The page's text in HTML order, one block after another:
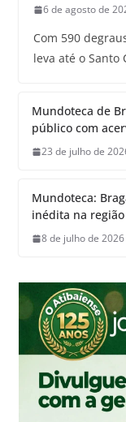
6 de agosto de
Com 590
leva até o Santo
Mundoteca de
público com
23 de julho de
Mundoteca:
inédita na
8 de julho de 2026